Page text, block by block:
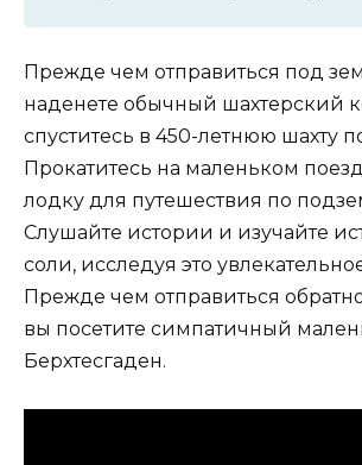
Прежде чем отправиться под
наденете обычный шахтерский
спуститесь в 450-летнюю шахту
Прокатитесь на маленьком
лодку для путешествия по
Слушайте истории и изучайте
соли, исследуя это
Прежде чем отправиться
вы посетите симпатичный
Берхтесгаден.